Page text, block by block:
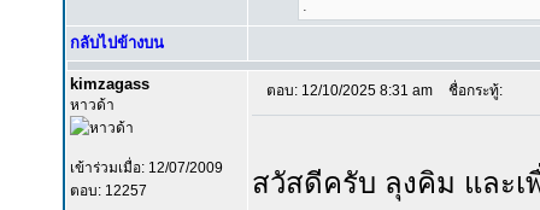
.
กลับไปข้างบน
kimzagass
หาวด้า
เข้าร่วมเมื่อ: 12/07/2009
ตอบ: 12257
ตอบ: 12/10/2025 8:31 am ชื่อกระทู้:
สวัสดีครับ ลุงคิม และ